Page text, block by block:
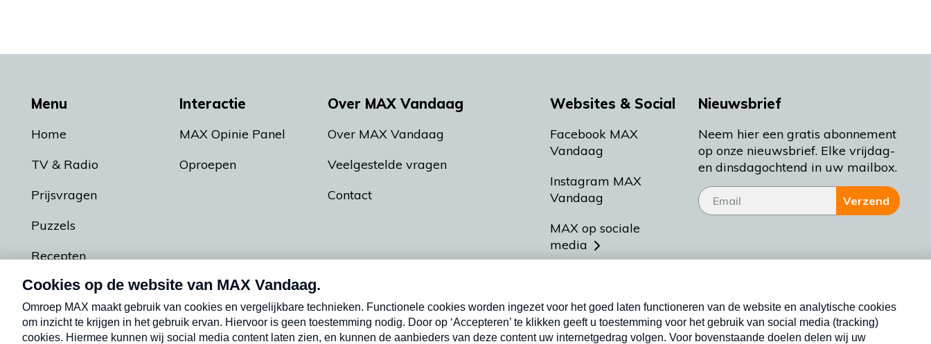
Menu
Home
TV & Radio
Prijsvragen
Puzzels
Recepten
Podcasts
Interactie
MAX Opinie Panel
Oproepen
Over MAX Vandaag
Over MAX Vandaag
Veelgestelde vragen
Contact
Websites & Social
Facebook MAX
Vandaag
Instagram MAX
Vandaag
MAX op sociale
media
Meldpunt Actueel
Heel Holland Bakt
Nieuwsbrief
Neem hier een gratis abonnement
op onze nieuwsbrief. Elke vrijdag-
en dinsdagochtend in uw mailbox.
Verzend
Nieuwsbrief